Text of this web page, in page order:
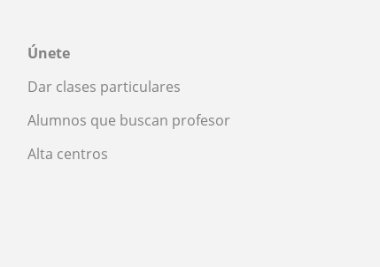
Únete
Dar clases particulares
Alumnos que buscan profesor
Alta centros